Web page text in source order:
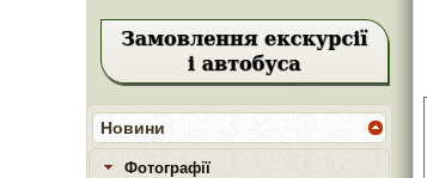
Новини
Фотографії